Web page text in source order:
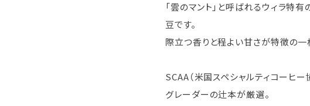
「雲のマント」と呼ばれるウィラ特
豆です。
際立つ香りと程よい甘さが特徴の一
SCAA（米国スペシャルティコーヒ
グレーダーの辻本が厳選。